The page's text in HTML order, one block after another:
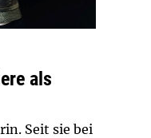
als
Seit sie bei